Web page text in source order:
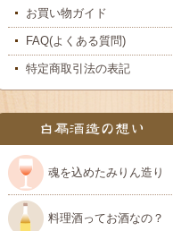
お買い物ガイド
FAQ(よくある質問)
特定商取引法の表記
魂を込めたみりん造り
料理酒ってお酒なの？